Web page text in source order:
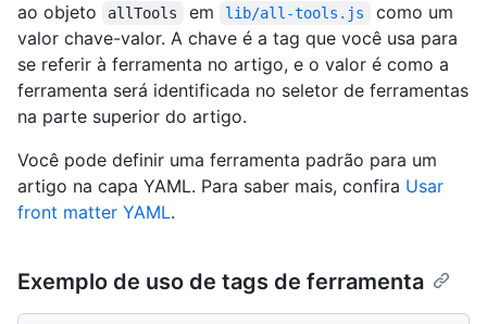
ao objeto
allTools em lib/all-tools.js
como um
valor chave-valor. A chave é a tag que você usa para
se referir à ferramenta no artigo, e o valor é como a
ferramenta será identificada no seletor de ferramentas
na parte superior do artigo.
Você pode definir uma ferramenta padrão para um
artigo na capa YAML. Para saber mais, confira Usar
front matter YAML.
Exemplo de uso de tags de ferramenta